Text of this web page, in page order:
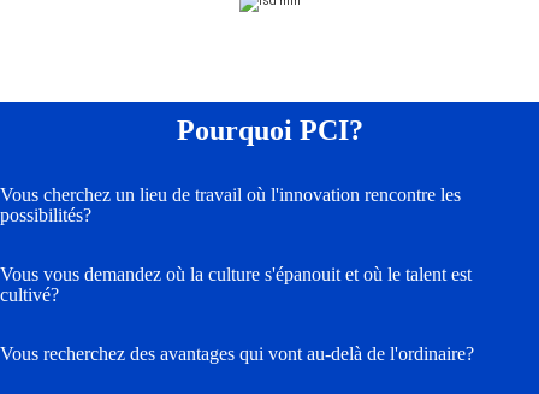
Pourquoi PCI?
Vous cherchez un lieu de travail où l'innovation rencontre les
possibilités?
Vous vous demandez où la culture s'épanouit et où le talent est
cultivé?
Vous recherchez des avantages qui vont au-delà de l'ordinaire?